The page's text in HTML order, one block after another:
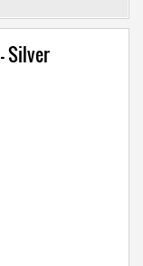
Silver